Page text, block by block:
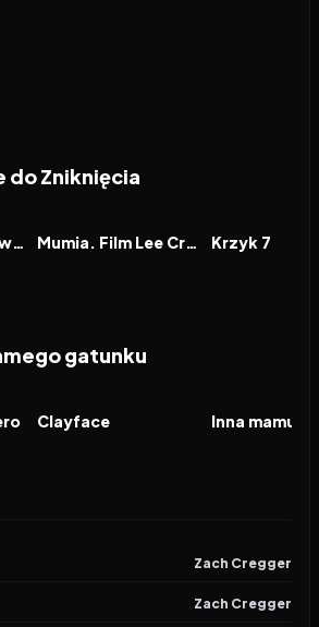
do Zniknięcia
Backrooms. Bez wyjścia FILM Mumia. Film Lee Cronina FILM
Krzyk 7
gatunku
FILM
Clayface FILM
Inna mamusia
Zach Cregger
Zach Cregger